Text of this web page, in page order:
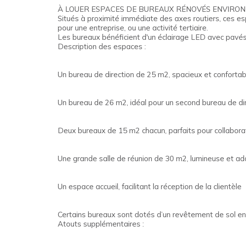
À LOUER ESPACES DE BUREAUX RÉNOVÉS
Situés à proximité immédiate des axes routiers, ces
pour une entreprise, ou une activité tertiaire.
Les bureaux bénéficient d'un éclairage LED avec
Description des espaces :
Un bureau de direction de 25 m2, spacieux et
Un bureau de 26 m2, idéal pour un second bureau de
Deux bureaux de 15 m2 chacun, parfaits pour
Une grande salle de réunion de 30 m2, lumineuse et
Un espace accueil, facilitant la réception de la clientèle
Certains bureaux sont dotés d’un revêtement de sol
Atouts supplémentaires :